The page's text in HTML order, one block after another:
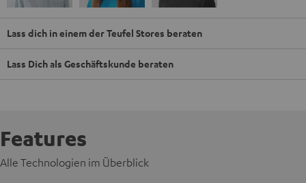
Lass dich in einem der Teufel Stores beraten
Lass Dich als Geschäftskunde beraten
Features
Alle Technologien im Überblick